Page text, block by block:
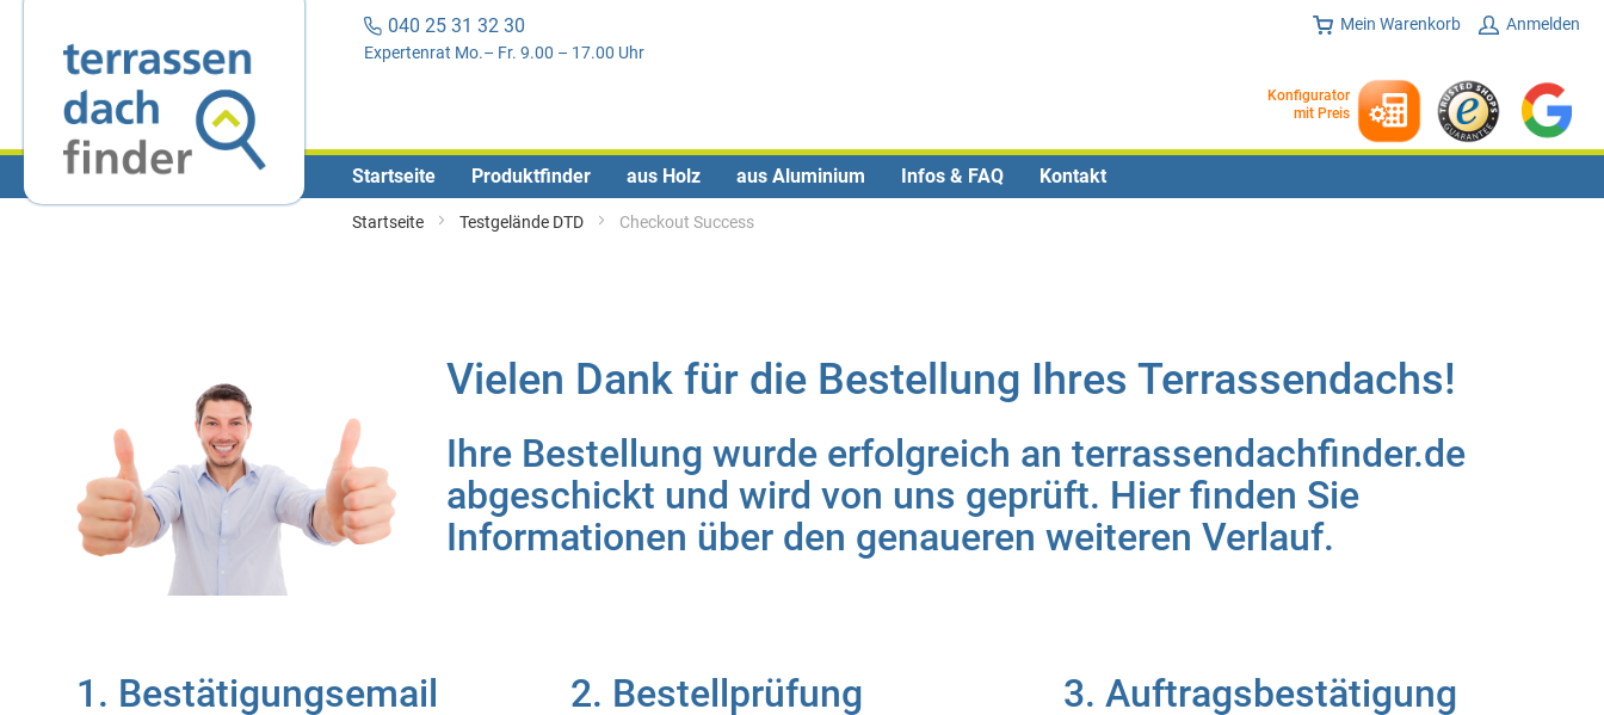
040 25 31 32 30
Expertenrat Mo.– Fr. 9.00 – 17.00 Uhr
Anmelden
Mein Warenkorb
Konfigurator
mit Preis
Startseite Produktfinder aus Holz aus Aluminium Infos & FAQ Kontakt
Startseite Testgelände DTD Checkout Success
Vielen Dank für die Bestellung Ihres Terrassendachs!
Ihre Bestellung wurde erfolgreich an terrassendachfinder.de
abgeschickt und wird von uns geprüft. Hier finden Sie
Informationen über den genaueren weiteren Verlauf.
1. Bestätigungsemail 2. Bestellprüfung 3. Auftragsbestätigung